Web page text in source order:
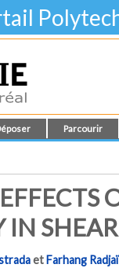
Parcourir
IN
etFarhang Radjaï